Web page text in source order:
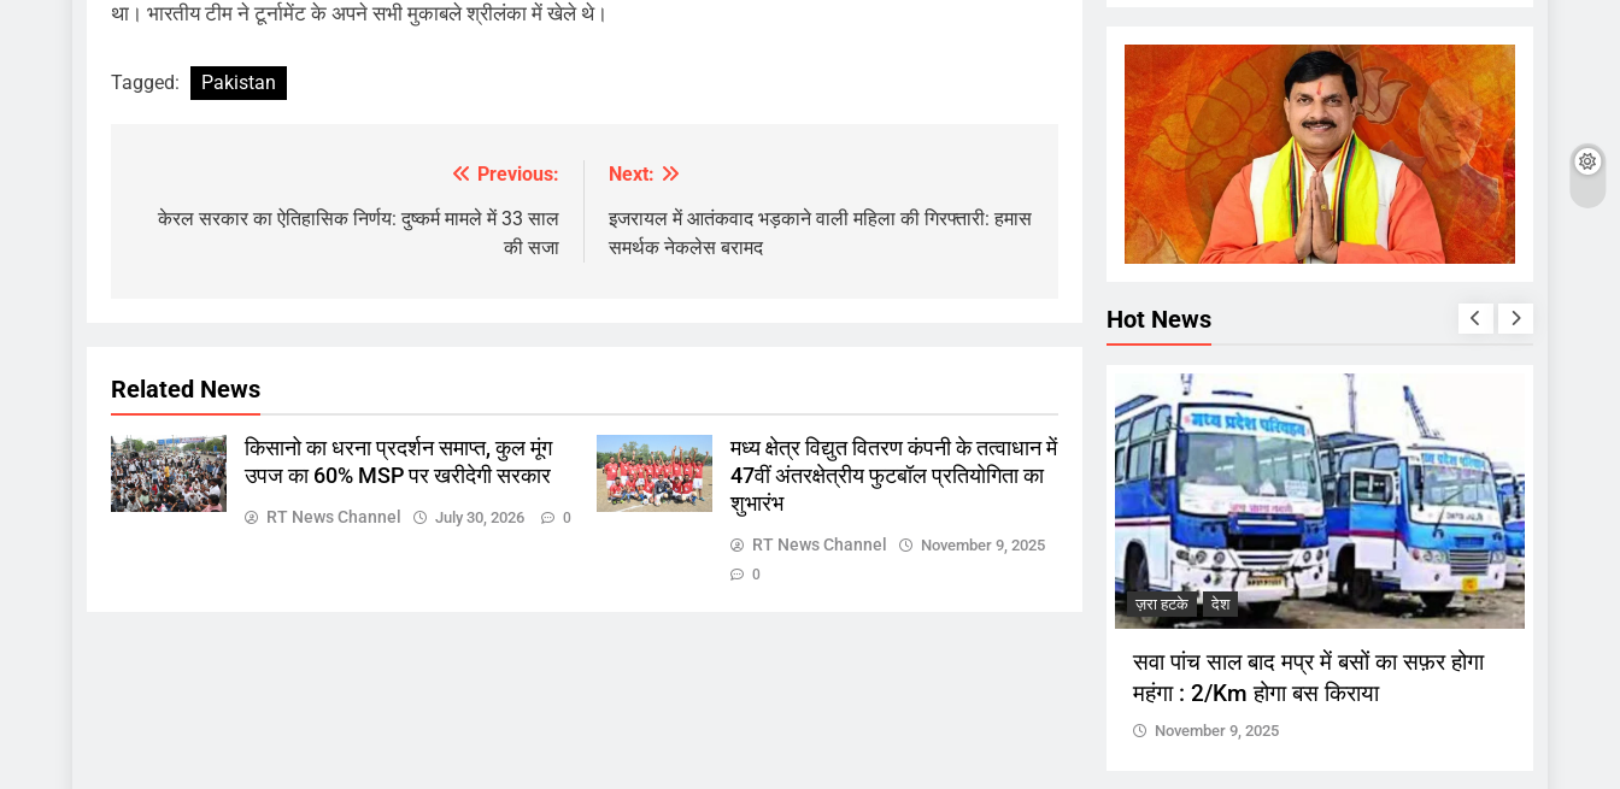
था। भारतीय टीम ने टूर्नामेंट के अपने सभी मुकाबले श्रीलंका में खेले थे।
Tagged: Pakistan
navigation
Previous:
केरल सरकार का ऐतिहासिक निर्णय: दुष्कर्म मामले में 33 साल
की सजा
Next:
इजरायल में आतंकवाद भड़काने वाली महिला की गिरफ्तारी: हमास
समर्थक नेकलेस बरामद
Related News
किसानो का धरना प्रदर्शन समाप्त, कुल मूंग
उपज का 60% MSP पर खरीदेगी सरकार
RT News Channel July 30, 2026 0
मध्य क्षेत्र विद्युत वितरण कंपनी के तत्वाधान में
47वीं अंतरक्षेत्रीय फुटबॉल प्रतियोगिता का
शुभारंभ
RT News Channel November 9, 2025
0
Hot News
ज़रा हटके देश
सवा पांच साल बाद मप्र में बसों का सफ़र होगा
महंगा : 2/Km होगा बस किराया
November 9, 2025